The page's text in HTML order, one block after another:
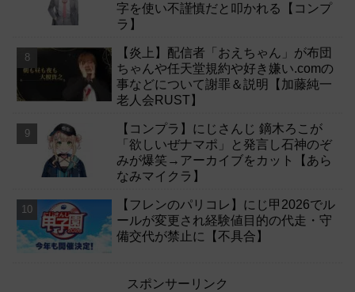
字を使い不謹慎だと叩かれる【コンプ
ラ】
【炎上】配信者「おえちゃん」が布団
ちゃんや任天堂規約や好き嫌い.comの
事などについて謝罪＆説明【加藤純一
老人会RUST】
【コンプラ】にじさんじ 鏑木ろこが
「欲しいぜナマポ」と発言し石神のぞ
みが爆笑→アーカイブをカット【あら
なみマイクラ】
【フレンのパリコレ】にじ甲2026でル
ールが変更され経験値目的の代走・守
備交代が禁止に【不具合】
スポンサーリンク